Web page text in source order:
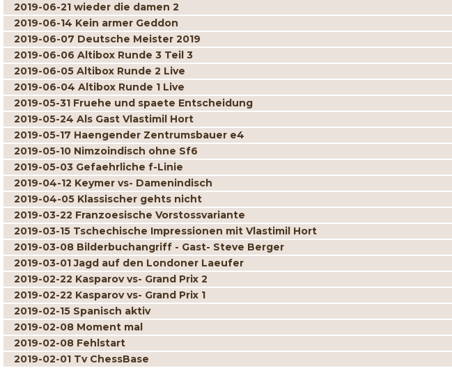
2019-06-21 wieder die damen 2
2019-06-14 Kein armer Geddon
2019-06-07 Deutsche Meister 2019
2019-06-06 Altibox Runde 3 Teil 3
2019-06-05 Altibox Runde 2 Live
2019-06-04 Altibox Runde 1 Live
2019-05-31 Fruehe und spaete Entscheidung
2019-05-24 Als Gast Vlastimil Hort
2019-05-17 Haengender Zentrumsbauer e4
2019-05-10 Nimzoindisch ohne Sf6
2019-05-03 Gefaehrliche f-Linie
2019-04-12 Keymer vs- Damenindisch
2019-04-05 Klassischer gehts nicht
2019-03-22 Franzoesische Vorstossvariante
2019-03-15 Tschechische Impressionen mit Vlastimil Hort
2019-03-08 Bilderbuchangriff - Gast- Steve Berger
2019-03-01 Jagd auf den Londoner Laeufer
2019-02-22 Kasparov vs- Grand Prix 2
2019-02-22 Kasparov vs- Grand Prix 1
2019-02-15 Spanisch aktiv
2019-02-08 Moment mal
2019-02-08 Fehlstart
2019-02-01 Tv ChessBase